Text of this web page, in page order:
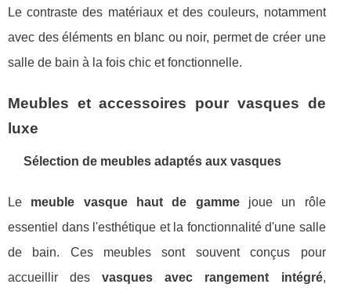
Le contraste des matériaux et des couleurs, notamment
avec des éléments en blanc ou noir, permet de créer une
salle de bain à la fois chic et fonctionnelle.
Meubles et accessoires pour vasques de
luxe
Sélection de meubles adaptés aux vasques
Le meuble vasque haut de gammejoue un rôle
essentiel dans l'esthétique et la fonctionnalité d'une salle
de bain. Ces meubles sont souvent conçus pour
accueillir desvasques avec rangement intégré,